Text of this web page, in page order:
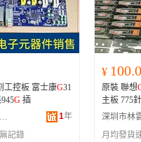
工控板 富士康G31
G 插
泉州市盤古電商科技有限公司
1年
記錄
¥
原裝 聯想
主板 775
月均發貨